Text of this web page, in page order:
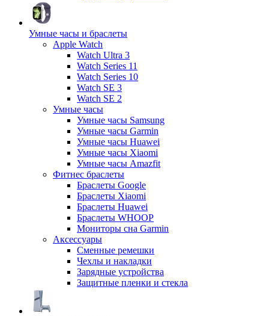
Умные часы и браслеты
Apple Watch
Watch Ultra 3
Watch Series 11
Watch Series 10
Watch SE 3
Watch SE 2
Умные часы
Умные часы Samsung
Умные часы Garmin
Умные часы Huawei
Умные часы Xiaomi
Умные часы Amazfit
Фитнес браслеты
Браслеты Google
Браслеты Xiaomi
Браслеты Huawei
Браслеты WHOOP
Мониторы сна Garmin
Аксессуары
Сменные ремешки
Чехлы и накладки
Зарядные устройства
Защитные пленки и стекла